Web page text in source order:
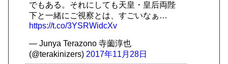
でもある。それにしても天皇・皇后両陛
下と一緒にご視察とは、すごいなぁ…
https://t.co/3YSRWidcXv
— Junya Terazono 寺薗淳也
(@terakinizers) 2017年11月28日